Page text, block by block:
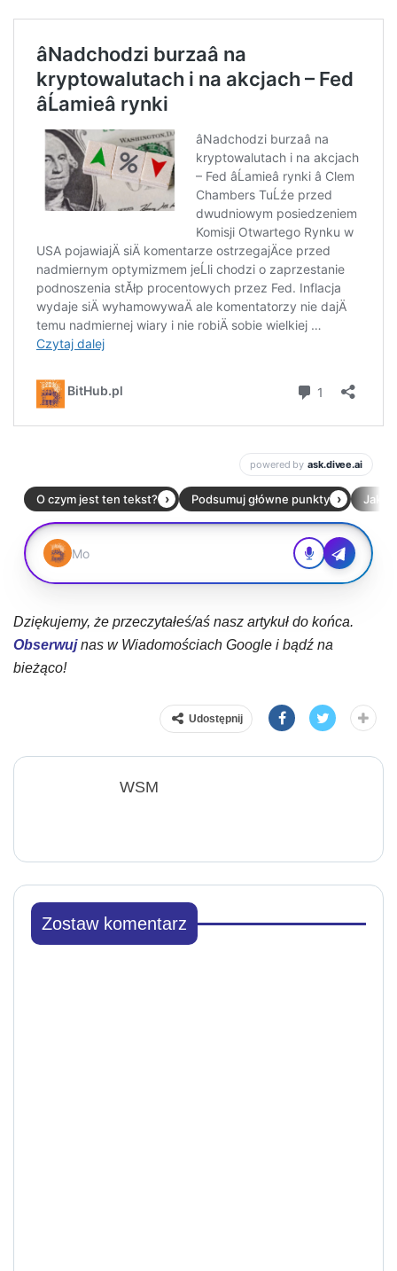
Dziękujemy, że przeczytałeś/aś nasz artykuł do końca.
Obserwujnas w Wiadomościach Google i bądź na
bieżąco!
Udostępnij
WSM
Zostaw komentarz